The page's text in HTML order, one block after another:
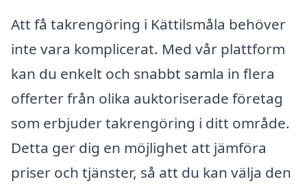
Att få takrengöring i Kättilsmåla behöver
inte vara komplicerat. Med vår plattform
kan du enkelt och snabbt samla in flera
offerter från olika auktoriserade företag
som erbjuder takrengöring i ditt område.
Detta ger dig en möjlighet att jämföra
priser och tjänster, så att du kan välja den